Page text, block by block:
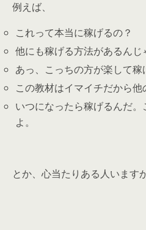
例えば、
これって本当に稼げるの？
他にも稼げる方法があるんじ
あっ、こっちの方が楽して稼
この教材はイマイチだから他
いつになったら稼げるんだ
よ。
とか、心当たりある人います